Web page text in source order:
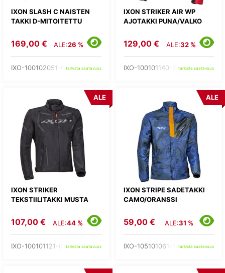
IXON SLASH C NAISTEN
TAKKI D-MITOITETTU
169,00 € ALE:26 %
IXO-100102051-67-tarkista saatavuus
IXON STRIKER AIR WP
AJOTAKKI PUNA/VALKO
129,00 € ALE:32 %
IXO-100101140-27-tarkista saatavuus
IXON STRIKER
TEKSTIILITAKKI MUSTA
ALE
107,00 € ALE:44 %
IXO-100101121-01-tarkista saatavuus
IXON STRIPE SADETAKKI
CAMO/ORANSSI
ALE
59,00 € ALE:31 %
IXO-105101061-18-tarkista saatavuus